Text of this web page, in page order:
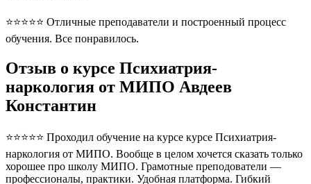
⭐⭐⭐⭐⭐ Отличные преподаватели и построенный процесс
обучения. Все понравилось.
Отзыв о курсе Психиатрия-
наркология от МИПО Авдеев
Константин
⭐⭐⭐⭐⭐ Проходил обучение на курсе курсе Психиатрия-
наркология от МИПО. Вообще в целом хочется сказать только
хорошее про школу МИПО. Грамотные преподователи —
профессионалы, практики. Удобная платформа. Гибкий